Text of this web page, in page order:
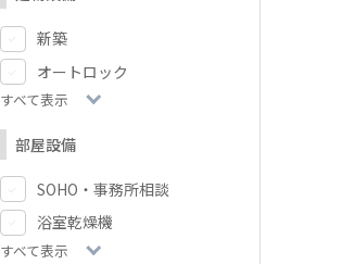
新築
オートロック
すべて表示
部屋設備
SOHO・事務所相談
浴室乾燥機
すべて表示